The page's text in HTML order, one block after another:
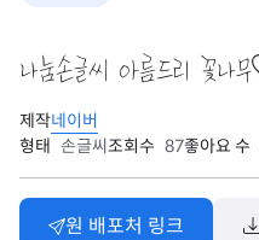
나눔손글씨 아름드리 꽃나무
제작네이버
형태 손글씨조회수 87좋아요 수
원 배포처 링크